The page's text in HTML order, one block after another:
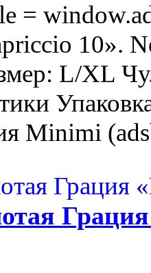
=
10».
L/XL
Minimi